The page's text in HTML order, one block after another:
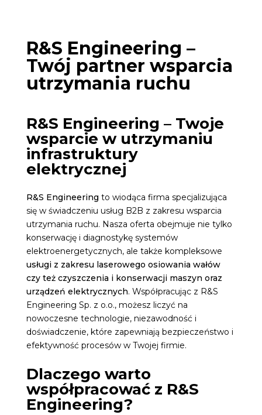
R&S Engineering –
Twój partner wsparcia
utrzymania ruchu
R&S Engineering – Twoje
wsparcie w utrzymaniu
infrastruktury
elektrycznej
R&S Engineering to wiodąca firma specjalizująca
się w świadczeniu usług B2B z zakresu wsparcia
utrzymania ruchu. Nasza oferta obejmuje nie tylko
konserwację i diagnostykę systemów
elektroenergetycznych, ale także kompleksowe
usługi z zakresu laserowego osiowania wałów
czy też czyszczenia i konserwacji maszyn oraz
urządzeń elektrycznych. Współpracując z R&S
Engineering Sp. z o.o., możesz liczyć na
nowoczesne technologie, niezawodność i
doświadczenie, które zapewniają bezpieczeństwo i
efektywność procesów w Twojej firmie.
Dlaczego warto
współpracować z R&S
Engineering?